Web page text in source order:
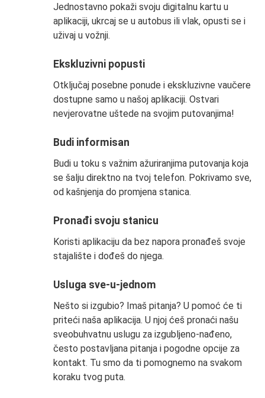
Jednostavno pokaži svoju digitalnu kartu u
aplikaciji, ukrcaj se u autobus ili vlak, opusti se i
uživaj u vožnji.
Ekskluzivni popusti
Otključaj posebne ponude i ekskluzivne vaučere
dostupne samo u našoj aplikaciji. Ostvari
nevjerovatne uštede na svojim putovanjima!
Budi informisan
Budi u toku s važnim ažuriranjima putovanja koja
se šalju direktno na tvoj telefon. Pokrivamo sve,
od kašnjenja do promjena stanica.
Pronađi svoju stanicu
Koristi aplikaciju da bez napora pronađeš svoje
stajalište i dođeš do njega.
Usluga sve-u-jednom
Nešto si izgubio? Imaš pitanja? U pomoć će ti
priteći naša aplikacija. U njoj ćeš pronaći našu
sveobuhvatnu uslugu za izgubljeno-nađeno,
često postavljana pitanja i pogodne opcije za
kontakt. Tu smo da ti pomognemo na svakom
koraku tvog puta.